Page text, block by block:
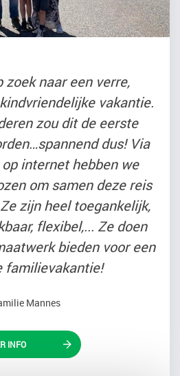
zoek naar een verre,
vakantie.
zou dit de eerste
dus! Via
internet hebben we
om samen deze reis
zijn heel toegankelijk,
flexibel,... Ze doen
bieden voor een
familievakantie!
Mannes
INFO